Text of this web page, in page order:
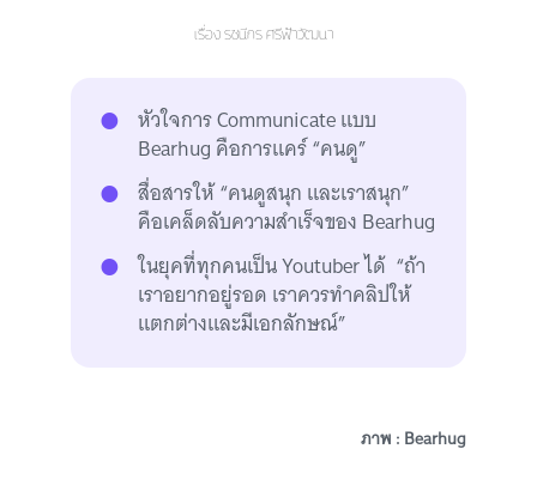
เรื่อง รชนีกร ศรีฟ้าวัฒนา
หัวใจการ Communicate แบบ
Bearhug คือการแคร์ “คนดู”
สื่อสารให้ “คนดูสนุก และเราสนุก”
คือเคล็ดลับความสำเร็จของ Bearhug
ในยุคที่ทุกคนเป็น Youtuber ได้ “ถ้า
เราอยากอยู่รอด เราควรทำคลิปให้
แตกต่างและมีเอกลักษณ์”
ภาพ : Bearhug